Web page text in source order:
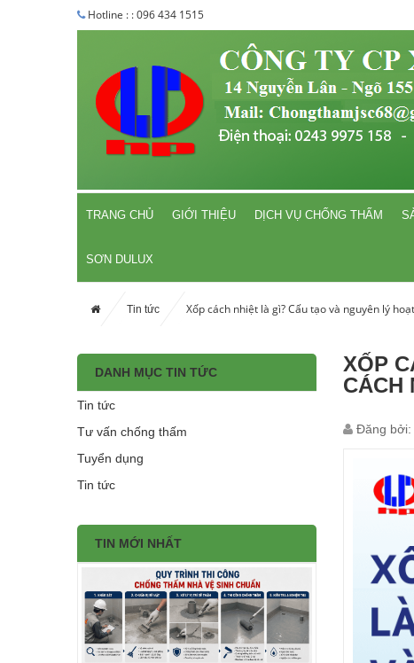
Hotline : : 096 434 1515
TRANG CHỦ GIỚI THIỆU DỊCH VỤ CHỐNG THẤM
SƠN DULUX
Tin tức Xốp cách nhiệt là gì? Cấu tạo và nguyên lý
DANH MỤC TIN TỨC
Tin tức
Tư vấn chống thấm
Tuyển dụng
Tin tức
TIN MỚI NHẤT
XỐP
CÁCH
Đăng bởi: